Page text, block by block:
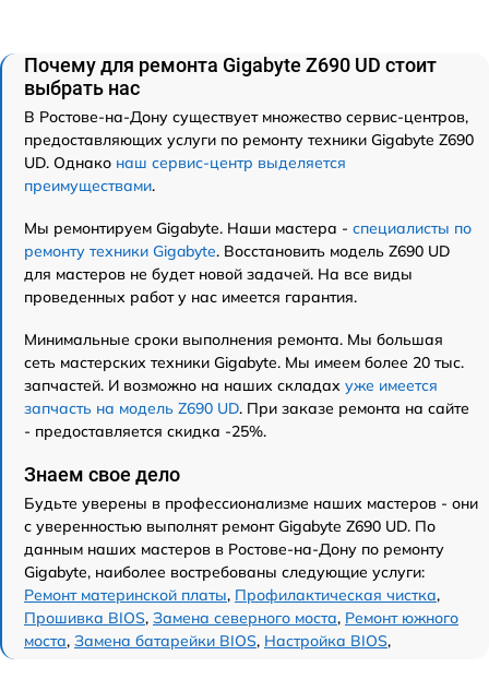
Почему для ремонта Gigabyte Z690 UD стоит
выбрать нас
В Ростове-на-Дону существует множество сервис-центров,
предоставляющих услуги по ремонту техники Gigabyte Z690
UD. Однако наш сервис-центр выделяется
преимуществами.
Мы ремонтируем Gigabyte. Наши мастера - специалисты по
ремонту техники Gigabyte. Восстановить модель Z690 UD
для мастеров не будет новой задачей. На все виды
проведенных работ у нас имеется гарантия.
Минимальные сроки выполнения ремонта. Мы большая
сеть мастерских техники Gigabyte. Мы имеем более 20 тыс.
запчастей. И возможно на наших складах уже имеется
запчасть на модель Z690 UD. При заказе ремонта на сайте
- предоставляется скидка -25%.
Знаем свое дело
Будьте уверены в профессионализме наших мастеров - они
с уверенностью выполнят ремонт Gigabyte Z690 UD. По
данным наших мастеров в Ростове-на-Дону по ремонту
Gigabyte, наиболее востребованы следующие услуги:
Ремонт материнской платы, Профилактическая чистка,
Прошивка BIOS, Замена северного моста, Ремонт южного
моста, Замена батарейки BIOS, Настройка BIOS,